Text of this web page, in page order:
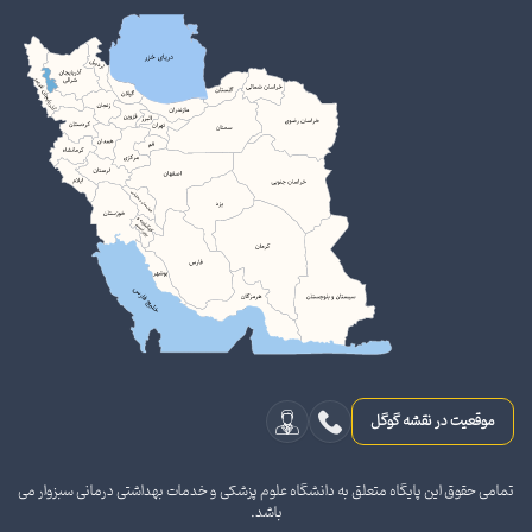
موقعیت در نقشه گوگل
تمامی حقوق این پایگاه متعلق به دانشگاه علوم پزشکی و خدمات بهداشتی درمانی سبزوار می
باشد.